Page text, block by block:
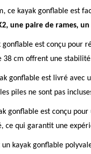
ce kayak gonflable est
une paire de rames,
gonflable est conçu
38 cm offrent une
gonflable est livré
piles ne sont pas
gonflable est conçu
ce qui garantit une
kayak gonflable